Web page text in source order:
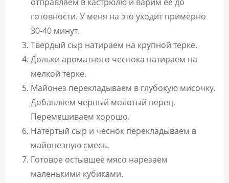
отправляем в кастрюлю и варим ее до
готовности. У меня на это уходит примерно
30-40 минут.
Твердый сыр натираем на крупной терке.
Дольки ароматного чеснока натираем на
мелкой терке.
Майонез перекладываем в глубокую мисочку.
Добавляем черный молотый перец.
Перемешиваем хорошо.
Натертый сыр и чеснок перекладываем в
майонезную смесь.
Готовое остывшее мясо нарезаем
маленькими кубиками.